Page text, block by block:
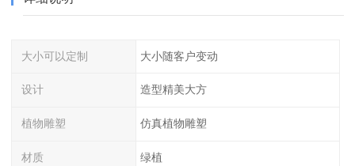
大小可以定制 大小随客户变动
设计 造型精美大方
植物雕塑 仿真植物雕塑
材质 绿植